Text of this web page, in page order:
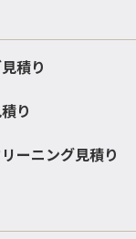
積り
り
ーニング見積り